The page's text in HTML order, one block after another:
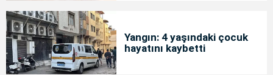
Yangın: 4 yaşındaki çocuk
hayatını kaybetti